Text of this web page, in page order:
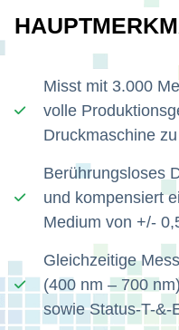
Misst mit 3.000
volle
Druckmaschine
Berührungsloses
und kompensiert
Medium von +/-
Gleichzeitige
(400 nm – 700
sowie Status-T-&-